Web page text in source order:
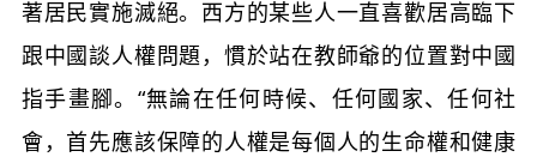
著居民實施滅絕。西方的某些人一直喜歡居高臨下
跟中國談人權問題，慣於站在教師爺的位置對中國
指手畫腳。“無論在任何時候、任何國家、任何社
會，首先應該保障的人權是每個人的生命權和健康